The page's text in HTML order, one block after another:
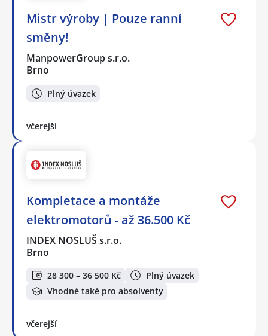
Mistr výroby | Pouze ranní
směny!
ManpowerGroup s.r.o.
Brno
Plný úvazek
včerejší
Kompletace a montáže
elektromotorů - až 36.500 Kč
INDEX NOSLUŠ s.r.o.
Brno
28 300 – 36 500 Kč
Plný úvazek
Vhodné také pro absolventy
včerejší